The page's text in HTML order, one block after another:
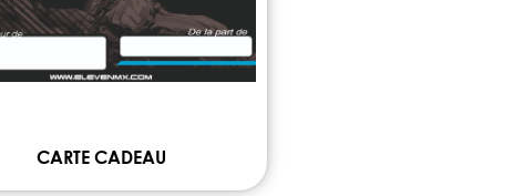
CARTE CADEAU